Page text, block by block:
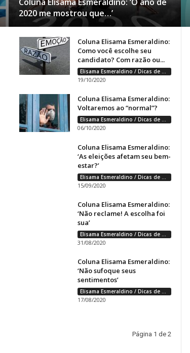
2020 me mostrou que…’
Coluna Elisama Esmeraldino:
Como você escolhe seu
candidato? Com razão ou...
Elisama Esmeraldino / Dicas de Bem Estar
19/10/2020
Coluna Elisama Esmeraldino:
Voltaremos ao “normal”?
Elisama Esmeraldino / Dicas de Bem Estar
06/10/2020
Coluna Elisama Esmeraldino:
‘As eleições afetam seu bem-
estar?’
Elisama Esmeraldino / Dicas de Bem Estar
15/09/2020
Coluna Elisama Esmeraldino:
‘Não reclame! A escolha foi
sua’
Elisama Esmeraldino / Dicas de Bem Estar
31/08/2020
Coluna Elisama Esmeraldino:
‘Não sufoque seus
sentimentos’
Elisama Esmeraldino / Dicas de Bem Estar
17/08/2020
Página 1 de 2